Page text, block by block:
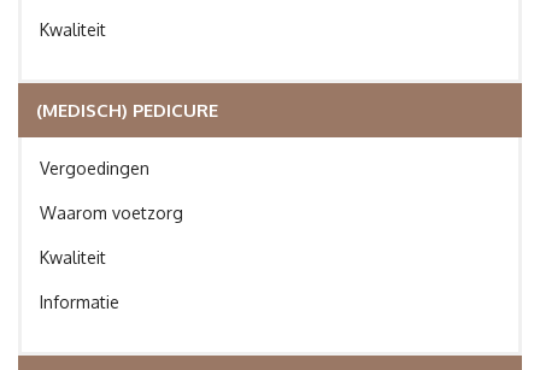
Kwaliteit
(MEDISCH) PEDICURE
Vergoedingen
Waarom voetzorg
Kwaliteit
Informatie